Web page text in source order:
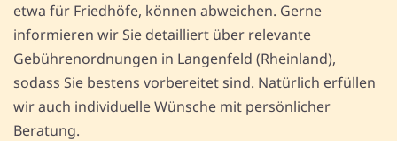
etwa für Friedhöfe, können abweichen. Gerne
informieren wir Sie detailliert über relevante
Gebührenordnungen in Langenfeld (Rheinland),
sodass Sie bestens vorbereitet sind. Natürlich erfüllen
wir auch individuelle Wünsche mit persönlicher
Beratung.